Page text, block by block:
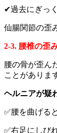
✔過去にぎっ
仙腸関節の歪
2-3. 腰椎の歪
腰の骨が歪ん
ことがありま
ヘルニアが疑
✅腰を曲げる
✅右足にしび